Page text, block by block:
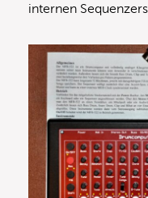
internen